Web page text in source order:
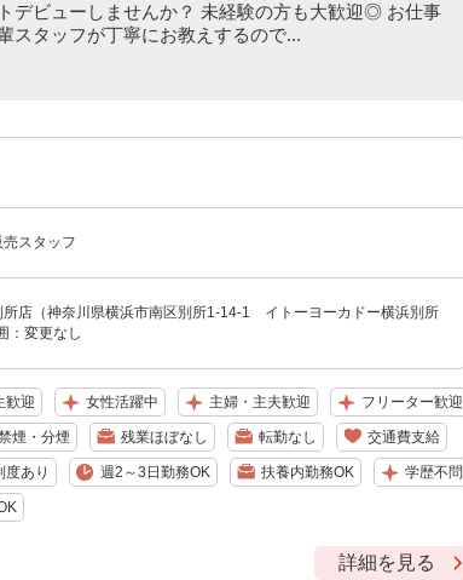
デビューしませんか？ 未経験の方も大歓迎◎ お仕事
スタッフが丁寧にお教えするので...
スタッフ
所店（神奈川県横浜市南区別所1-14-1 イトーヨーカドー横浜別所
：変更なし
歓迎 女性活躍中 主婦・主夫歓迎 フリーター歓迎
煙・分煙 残業ほぼなし 転勤なし 交通費支給
度あり 週2～3日勤務OK 扶養内勤務OK 学歴不問
詳細を見る